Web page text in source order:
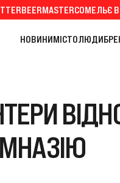
BEERMASTERСОМЕЛЬЄ
НОВИНИМІСТОЛЮДИ